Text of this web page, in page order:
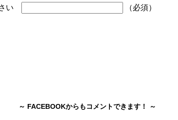
さい （必須）
～ FACEBOOKからもコメントできます！ ～